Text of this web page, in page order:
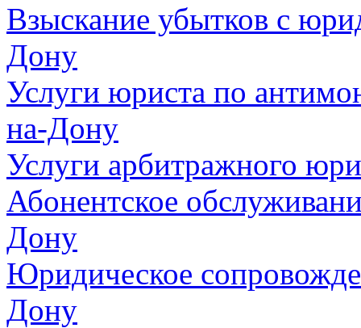
Взыскание убытков с
Дону
Услуги юриста по
на-Дону
Услуги арбитражного
Абонентское
Дону
Юридическое
Дону